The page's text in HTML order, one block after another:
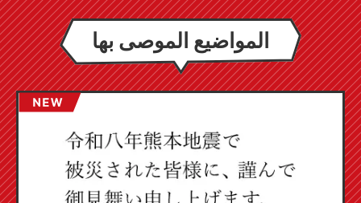
المواضيع الموصى بها